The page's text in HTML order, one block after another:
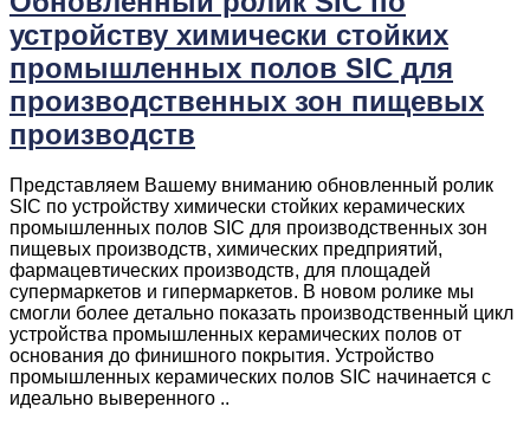
устройству химически стойких
промышленных полов SIC для
производственных зон пищевых
производств
Представляем Вашему вниманию обновленный ролик
SIC по устройству химически стойких керамических
промышленных полов SIC для производственных зон
пищевых производств, химических предприятий,
фармацевтических производств, для площадей
супермаркетов и гипермаркетов. В новом ролике мы
смогли более детально показать производственный цикл
устройства промышленных керамических полов от
основания до финишного покрытия. Устройство
промышленных керамических полов SIC начинается с
идеально выверенного ..